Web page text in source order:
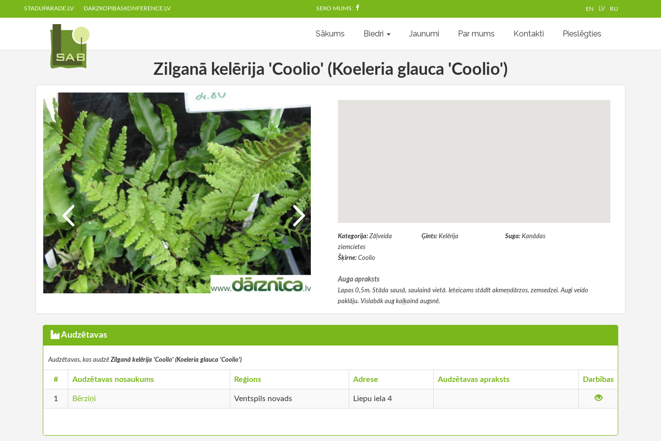
STADUPARADE.LV DARZKOPIBASKONFERENCE.LV SEKO MUMS: EN LV RU
Sākums Biedri Jaunumi Par mums Kontakti Pieslēgties
Zilganā kelērija 'Coolio' (Koeleria glauca 'Coolio')
Kategorija: Zāļveida
ziemcietes
Ģints: Kelērija Suga: Kanādas
Šķirne: Coolio
Auga apraksts
Lapas 0,5m. Stāda sausā, saulainā vietā. Ieteicams stādīt akmeņdārzos, zemsedzei. Augi veido
paklāju. Vislabāk aug kaļķainā augsnē.
Audzētavas
Audzētavas, kas audzē Zilganā kelērija 'Coolio' (Koeleria glauca 'Coolio')
# Audzētavas nosaukums Reģions Adrese Audzētavas apraksts Darbības
1 Bērziņi Ventspils novads Liepu iela 4